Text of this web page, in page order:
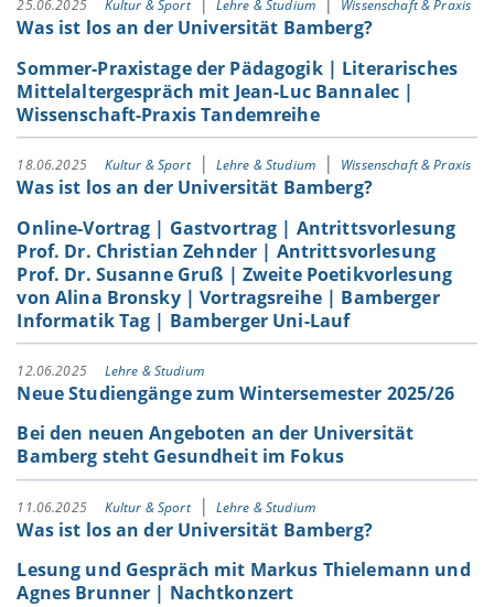
25.06.2025 Kultur & Sport Lehre & Studium Wissenschaft & Praxis
Was ist los an der Universität Bamberg?
Sommer-Praxistage der Pädagogik | Literarisches
Mittelaltergespräch mit Jean-Luc Bannalec |
Wissenschaft-Praxis Tandemreihe
18.06.2025 Kultur & Sport Lehre & Studium Wissenschaft & Praxis
Was ist los an der Universität Bamberg?
Online-Vortrag | Gastvortrag | Antrittsvorlesung
Prof. Dr. Christian Zehnder | Antrittsvorlesung
Prof. Dr. Susanne Gruß | Zweite Poetikvorlesung
von Alina Bronsky | Vortragsreihe | Bamberger
Informatik Tag | Bamberger Uni-Lauf
12.06.2025 Lehre & Studium
Neue Studiengänge zum Wintersemester 2025/26
Bei den neuen Angeboten an der Universität
Bamberg steht Gesundheit im Fokus
11.06.2025 Kultur & Sport Lehre & Studium
Was ist los an der Universität Bamberg?
Lesung und Gespräch mit Markus Thielemann und
Agnes Brunner | Nachtkonzert